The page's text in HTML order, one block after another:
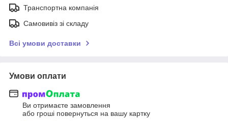
Транспортна компанія
Самовивіз зі складу
Всі умови доставки
Умови оплати
Ви отримаєте замовлення
або гроші повернуться на вашу картку